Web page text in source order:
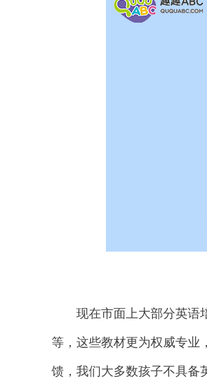
现在市面上大部分英语
等，这些教材更为权威专业
馈，我们大多数孩子不具备